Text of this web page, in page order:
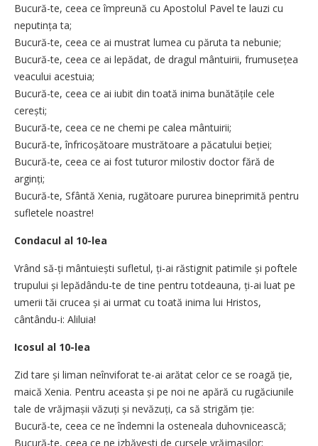
Bucură-te, ceea ce împreună cu Apostolul Pavel te lauzi cu
neputința ta;
Bucură-te, ceea ce ai mustrat lumea cu păruta ta nebunie;
Bucură-te, ceea ce ai lepădat, de dragul mântuirii, frumusețea
veacului acestuia;
Bucură-te, ceea ce ai iubit din toată inima bunătățile cele
cerești;
Bucură-te, ceea ce ne chemi pe calea mântuirii;
Bucură-te, înfricoșătoare mustrătoare a păcatului beției;
Bucură-te, ceea ce ai fost tuturor milostiv doctor fără de
arginți;
Bucură-te, Sfântă Xenia, rugătoare pururea bineprimită pentru
sufletele noastre!
Condacul al 10-lea
Vrând să-ți mântuiești sufletul, ți-ai răstignit patimile și poftele
trupului și lepădându-te de tine pentru totdeauna, ți-ai luat pe
umerii tăi crucea și ai urmat cu toată inima lui Hristos,
cântându-i: Aliluia!
Icosul al 10-lea
Zid tare și liman neînviforat te-ai arătat celor ce se roagă ție,
maică Xenia. Pentru aceasta și pe noi ne apără cu rugăciunile
tale de vrăjmașii văzuți și nevăzuți, ca să strigăm ție:
Bucură-te, ceea ce ne îndemni la osteneala duhovnicească;
Bucură-te, ceea ce ne izbăvești de cursele vrăjmașilor;